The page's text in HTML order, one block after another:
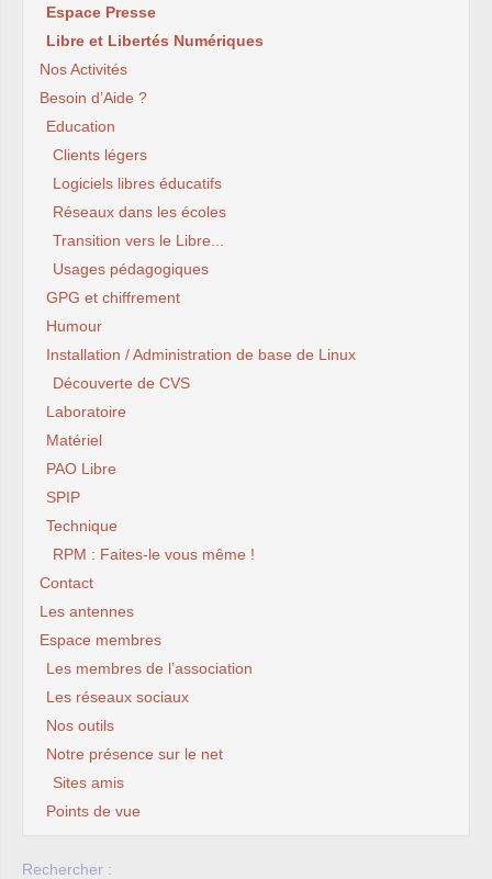
Espace Presse
Libre et Libertés Numériques
Nos Activités
Besoin d’Aide ?
Education
Clients légers
Logiciels libres éducatifs
Réseaux dans les écoles
Transition vers le Libre...
Usages pédagogiques
GPG et chiffrement
Humour
Installation / Administration de base de Linux
Découverte de CVS
Laboratoire
Matériel
PAO Libre
SPIP
Technique
RPM : Faites-le vous même !
Contact
Les antennes
Espace membres
Les membres de l’association
Les réseaux sociaux
Nos outils
Notre présence sur le net
Sites amis
Points de vue
Rechercher :